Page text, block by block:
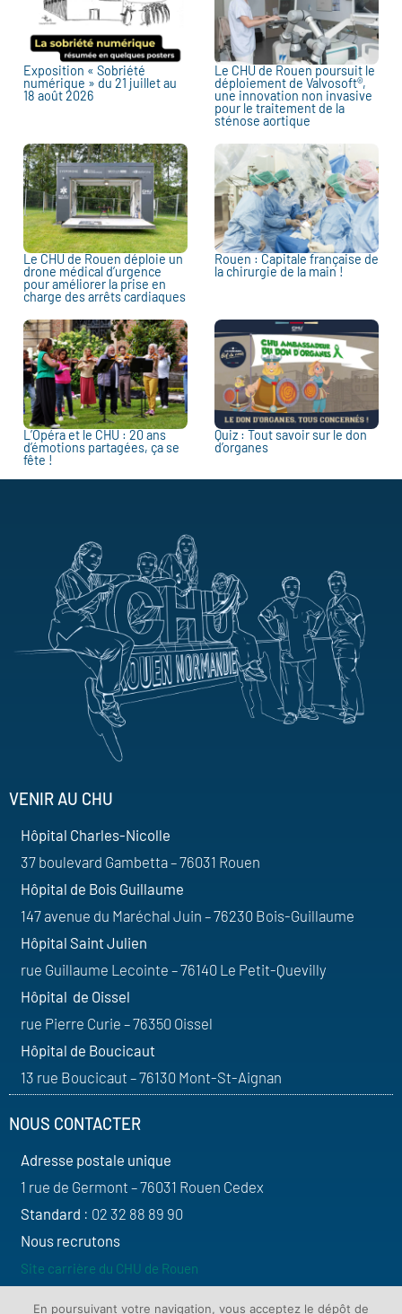
Exposition « Sobriété
numérique » du 21 juillet au
18 août 2026
Le CHU de Rouen poursuit le
déploiement de Valvosoft®,
une innovation non invasive
pour le traitement de la
sténose aortique
Le CHU de Rouen déploie un
drone médical d’urgence
pour améliorer la prise en
charge des arrêts cardiaques
Rouen : Capitale française de
la chirurgie de la main !
L’Opéra et le CHU : 20 ans
d’émotions partagées, ça se
fête !
Quiz : Tout savoir sur le don
d’organes
VENIR AU CHU
Hôpital Charles-Nicolle
37 boulevard Gambetta – 76031 Rouen
Hôpital de Bois Guillaume
147 avenue du Maréchal Juin – 76230 Bois-Guillaume
Hôpital Saint Julien
rue Guillaume Lecointe – 76140 Le Petit-Quevilly
Hôpital de Oissel
rue Pierre Curie – 76350 Oissel
Hôpital de Boucicaut
13 rue Boucicaut – 76130 Mont-St-Aignan
NOUS CONTACTER
Adresse postale unique
1 rue de Germont – 76031 Rouen Cedex
Standard : 02 32 88 89 90
Nous recrutons
Site carrière du CHU de Rouen
SUIVEZ-NOUS
En poursuivant votre navigation, vous acceptez le dépôt de